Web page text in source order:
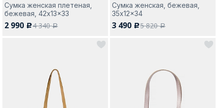
Да, все верно Изменить город
Покупателям
Сумка женская плетеная,
бежевая, 42x13x33
2 990 c4 340a
Сумка женская, бежевая,
35x12x34
3 490 c5 820a